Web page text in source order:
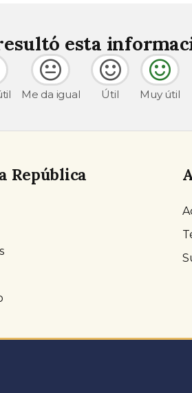
esta
Me da igual Útil Muy útil
República